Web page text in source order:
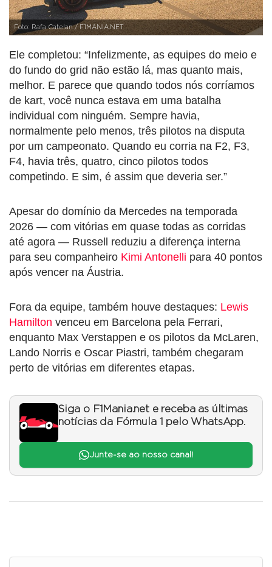
Foto: Rafa Catelan / F1MANIA.NET
Ele completou: “Infelizmente, as equipes do meio e
do fundo do grid não estão lá, mas quanto mais,
melhor. E parece que quando todos nós corríamos
de kart, você nunca estava em uma batalha
individual com ninguém. Sempre havia,
normalmente pelo menos, três pilotos na disputa
por um campeonato. Quando eu corria na F2, F3,
F4, havia três, quatro, cinco pilotos todos
competindo. E sim, é assim que deveria ser.”
Apesar do domínio da Mercedes na temporada
2026 — com vitórias em quase todas as corridas
até agora — Russell reduziu a diferença interna
para seu companheiro Kimi Antonelli para 40 pontos
após vencer na Áustria.
Fora da equipe, também houve destaques: Lewis
Hamilton venceu em Barcelona pela Ferrari,
enquanto Max Verstappen e os pilotos da McLaren,
Lando Norris e Oscar Piastri, também chegaram
perto de vitórias em diferentes etapas.
Siga o F1Mania.net e receba as últimas
notícias da Fórmula 1 pelo WhatsApp.
Junte-se ao nosso canal!